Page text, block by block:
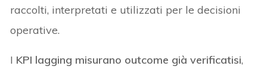
raccolti, interpretati e utilizzati per le decisioni
operative.
I KPI lagging misurano outcome già verificatisi,